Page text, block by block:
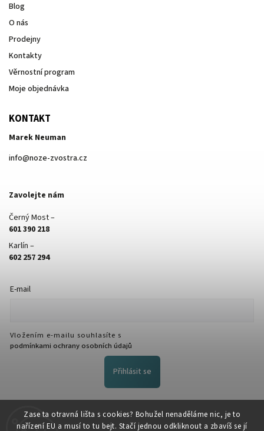
Zase ta otravná lišta s cookies? Bohužel nenaděláme nic, je to
nařízení EU a musí to tu bejt. Stačí jednou odkliknout a zbavíš se jí
Blog
O nás
Prodejny
Kontakty
Věrnostní program
Moje objednávka
KONTAKT
Marek Neuman
info@noze-zvostra.cz
Zavolejte nám
Černý Most –
601 390 218
Karlín –
602 257 294
E-mail
Vložením e-mailu souhlasíte s
podmínkami ochrany osobních údajů
Přihlásit se
FACEBOOK